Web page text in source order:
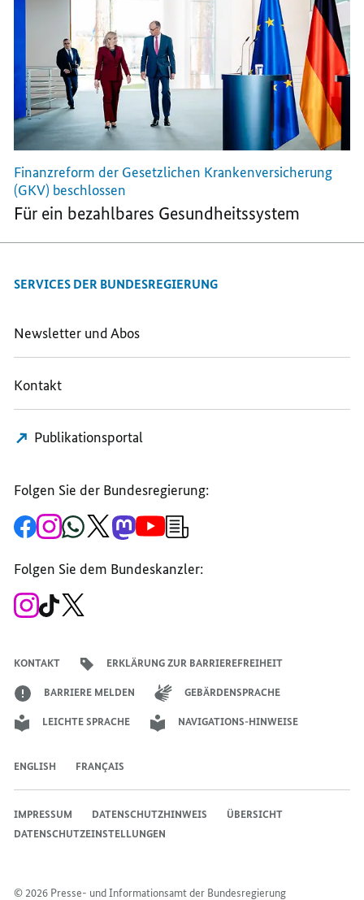
Finanzreform der Gesetzlichen Krankenversicherung
(GKV) beschlossen
Für ein bezahlbares Gesundheitssystem
SERVICES DER BUNDESREGIERUNG
Newsletter und Abos
Kontakt
Publikationsportal
Folgen Sie der Bundesregierung:
Zur
Facebook-
Bundesregierung
Zum
Instagram-
der
Bundesregierung
Zum
WhatsApp-
der
Bundesregierung
Zum
X-
Regierungssprechers
Zum
Mastodon-
der
Bundesregierung
Zum
YouTube-
Bundesregierung
Anmeldung
Folgen Sie dem Bundeskanzler:
Zum
Instagram-
Zum
TikTok-
KONTAKT ERKLÄRUNG ZUR BARRIEREFREIHEIT
BARRIERE MELDEN GEBÄRDENSPRACHE
LEICHTE SPRACHE NAVIGATIONS-HINWEISE
ENGLISH FRANÇAIS
© 2026 Presse- und Informationsamt der Bundesregierung
IMPRESSUM DATENSCHUTZHINWEIS
ÜBERSICHT
DATENSCHUTZEINSTELLUNGEN